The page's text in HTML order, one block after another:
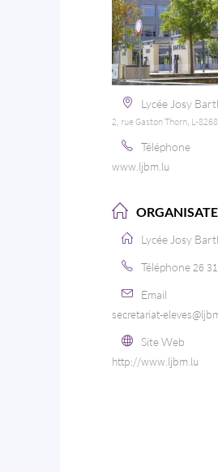
Lycée Josy
2, rue Gaston Thorn, L-
Téléphone
www.ljbm.lu
Lycée Josy
Téléphone26
Email
secretariat-
Site Web
http://www.ljbm.lu